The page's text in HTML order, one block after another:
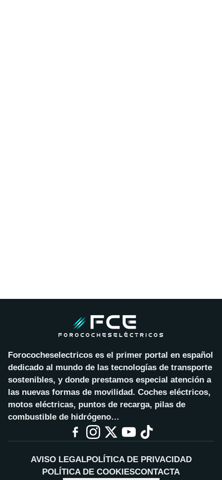
Forococheselectricos es el primer portal en español
dedicado al mundo de las tecnologías de transporte
sostenibles, y donde prestamos especial atención a
las nuevas formas de movilidad. Coches eléctricos,
motos eléctricas, puntos de recarga, pilas de
combustible de hidrógeno…
AVISO LEGALPOLÍTICA DE PRIVACIDAD
POLÍTICA DE COOKIESCONTACTA